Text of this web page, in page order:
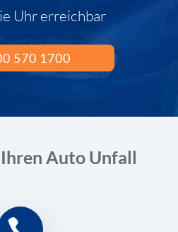
Uhr erreichbar
570 1700
Auto Unfall